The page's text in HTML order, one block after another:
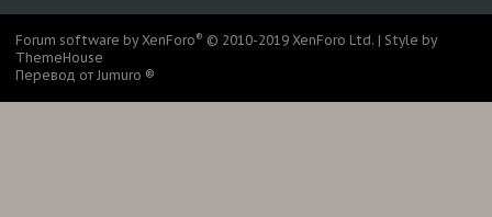
Forum software by XenForo® © 2010-2019 XenForo Ltd. | Style by
ThemeHouse
Перевод от Jumuro ®